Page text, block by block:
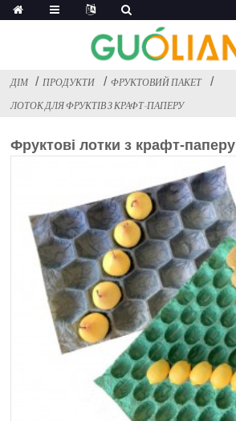
ДІМ ПРОДУКТИ
ФРУКТОВИЙ ПАКЕТ
ЛОТОК ДЛЯ ФРУКТІВ З КРАФТ-ПАПЕРУ
Фруктові лотки з крафт-паперу